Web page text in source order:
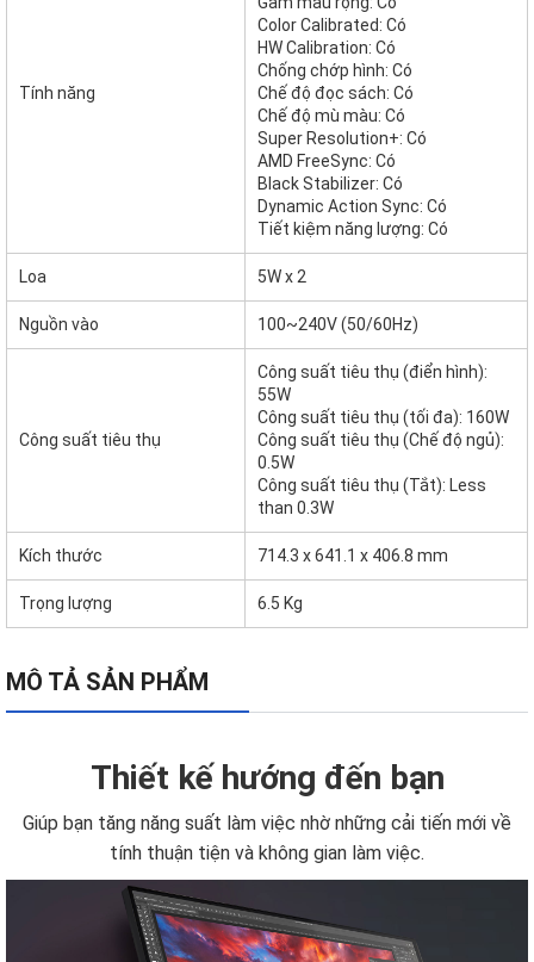
Tính năng
Color Calibrated: Có
HW Calibration: Có
Chống chớp hình: Có
Chế độ đọc sách: Có
Chế độ mù màu: Có
Super Resolution+: Có
AMD FreeSync: Có
Black Stabilizer: Có
Dynamic Action Sync: Có
Tiết kiệm năng lượng: Có
Loa 5W x 2
Nguồn vào 100~240V (50/60Hz)
Công suất tiêu thụ
Công suất tiêu thụ (điển hình):
55W
Công suất tiêu thụ (tối đa): 160W
Công suất tiêu thụ (Chế độ ngủ):
0.5W
Công suất tiêu thụ (Tắt): Less
than 0.3W
Kích thước 714.3 x 641.1 x 406.8 mm
Trọng lượng 6.5 Kg
MÔ TẢ SẢN PHẨM
Thiết kế hướng đến bạn
Giúp bạn tăng năng suất làm việc nhờ những cải tiến mới về
tính thuận tiện và không gian làm việc.